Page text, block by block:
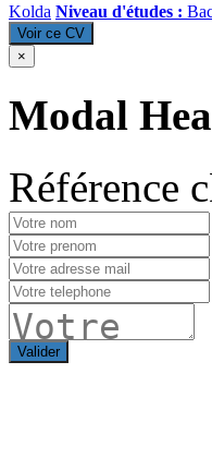
Kolda Niveau d'études :
Voir ce CV
×
Modal
Référence
Valider